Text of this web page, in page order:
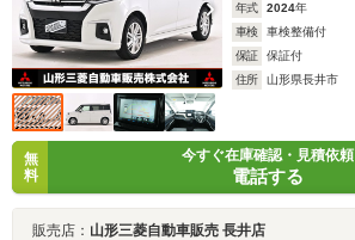
年式 2024年
車検
車検整備付
保証
保証付
住所
山形県長井市
無
料
今すぐ在庫確認・見積依頼
電話する
販売店： 山形三菱自動車販売 長井店